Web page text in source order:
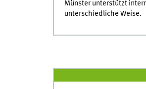
Münster unterstützt
unterschiedliche Weise.